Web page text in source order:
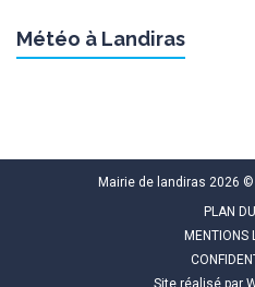
Météo à Landiras
Mairie de landiras 2026 ©
PLAN
MENTIONS
Site réalisé par